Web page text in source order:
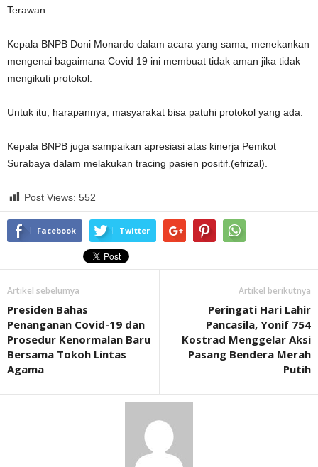
Terawan.
Kepala BNPB Doni Monardo dalam acara yang sama, menekankan
mengenai bagaimana Covid 19 ini membuat tidak aman jika tidak
mengikuti protokol.
Untuk itu, harapannya, masyarakat bisa patuhi protokol yang ada.
Kepala BNPB juga sampaikan apresiasi atas kinerja Pemkot
Surabaya dalam melakukan tracing pasien positif.(efrizal).
Post Views: 552
Facebook Twitter
Artikel sebelumya
Presiden Bahas
Penanganan Covid-19 dan
Prosedur Kenormalan Baru
Bersama Tokoh Lintas
Agama
Artikel berikutnya
Peringati Hari Lahir
Pancasila, Yonif 754
Kostrad Menggelar Aksi
Pasang Bendera Merah
Putih